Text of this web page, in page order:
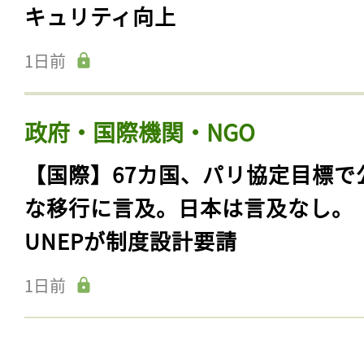
キュリティ向上
1日前
政府・国際機関・NGO
【国際】67カ国、パリ協定目標で
な移行に言及。日本は言及なし。
UNEPが制度設計要請
1日前